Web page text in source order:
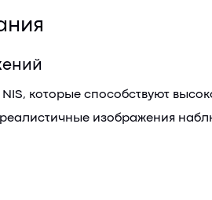
которые способствуют
изображения